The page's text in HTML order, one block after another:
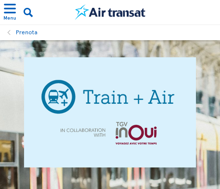
Menu
Prenota